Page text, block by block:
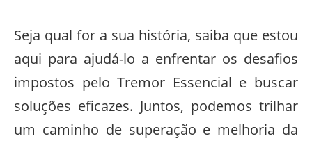
Seja qual for a sua história, saiba que estou
aqui para ajudá-lo a enfrentar os desafios
impostos pelo Tremor Essencial e buscar
soluções eficazes. Juntos, podemos trilhar
um caminho de superação e melhoria da